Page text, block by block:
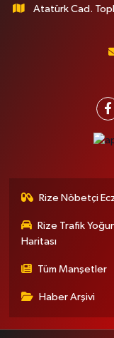
Atatürk Cad.
Rize Nöbetçi
Rize Trafik
Haritası
Tüm Manşetler
Haber Arşivi